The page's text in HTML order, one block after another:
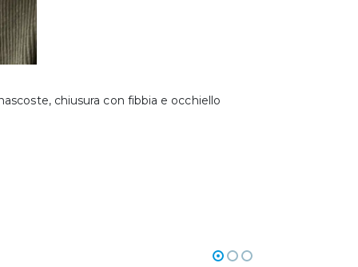
chiusura con fibbia e occhiello